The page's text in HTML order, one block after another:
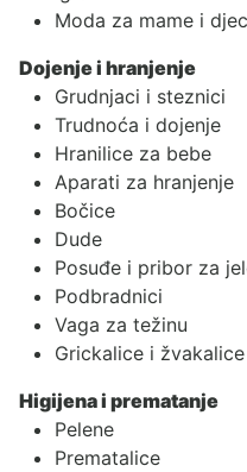
Moda za mame i
Dojenje i hranjenje
Grudnjaci i steznici
Trudnoća i dojenje
Hranilice za bebe
Aparati za hranjenje
Bočice
Dude
Posuđe i pribor za
Podbradnici
Vaga za težinu
Grickalice i žvakalice
Higijena i prematanje
Pelene
Prematalice